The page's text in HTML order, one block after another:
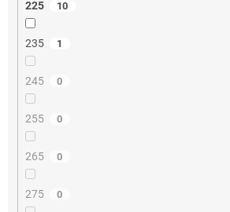
225 10
235 1
245 0
255 0
265 0
275 0